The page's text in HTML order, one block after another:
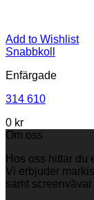
Add to Wishlist
Snabbkoll
Enfärgade
314 610
0 kr
Om oss
Hos oss hittar du
Vi erbjuder
samt